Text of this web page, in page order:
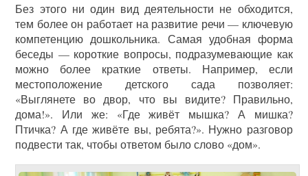
Без этого ни один вид деятельности не обходится,
тем более он работает на развитие речи — ключевую
компетенцию дошкольника. Самая удобная форма
беседы — короткие вопросы, подразумевающие как
можно более краткие ответы. Например, если
местоположение детского сада позволяет:
«Выглянете во двор, что вы видите? Правильно,
дома!». Или же: «Где живёт мышка? А мишка?
Птичка? А где живёте вы, ребята?». Нужно разговор
подвести так, чтобы ответом было слово «дом».